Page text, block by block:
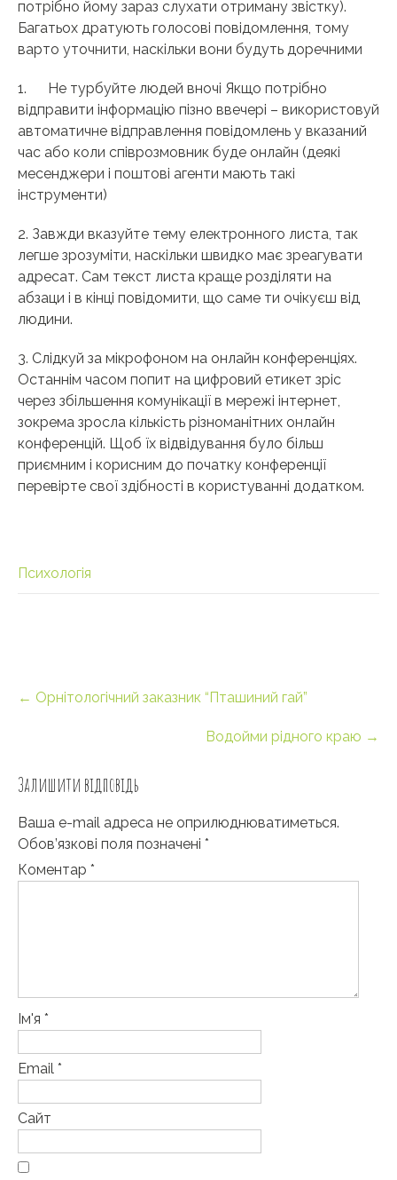
потрібно йому зараз слухати отриману звістку).
Багатьох дратують голосові повідомлення, тому
варто уточнити, наскільки вони будуть доречними
1. Не турбуйте людей вночі Якщо потрібно
відправити інформацію пізно ввечері – використовуй
автоматичне відправлення повідомлень у вказаний
час або коли співрозмовник буде онлайн (деякі
месенджери і поштові агенти мають такі
інструменти)
2. Завжди вказуйте тему електронного листа, так
легше зрозуміти, наскільки швидко має зреагувати
адресат. Сам текст листа краще розділяти на
абзаци і в кінці повідомити, що саме ти очікуєш від
людини.
3. Слідкуй за мікрофоном на онлайн конференціях.
Останнім часом попит на цифровий етикет зріс
через збільшення комунікації в мережі інтернет,
зокрема зросла кількість різноманітних онлайн
конференцій. Щоб їх відвідування було більш
приємним і корисним до початку конференції
перевірте свої здібності в користуванні додатком.
Психологія
Post
navigation
← Орнітологічний заказник “Пташиний гай”
Водойми рідного краю →
Залишити відповідь
Ваша e-mail адреса не оприлюднюватиметься.
Обов’язкові поля позначені *
Коментар *
Ім'я *
Email *
Сайт